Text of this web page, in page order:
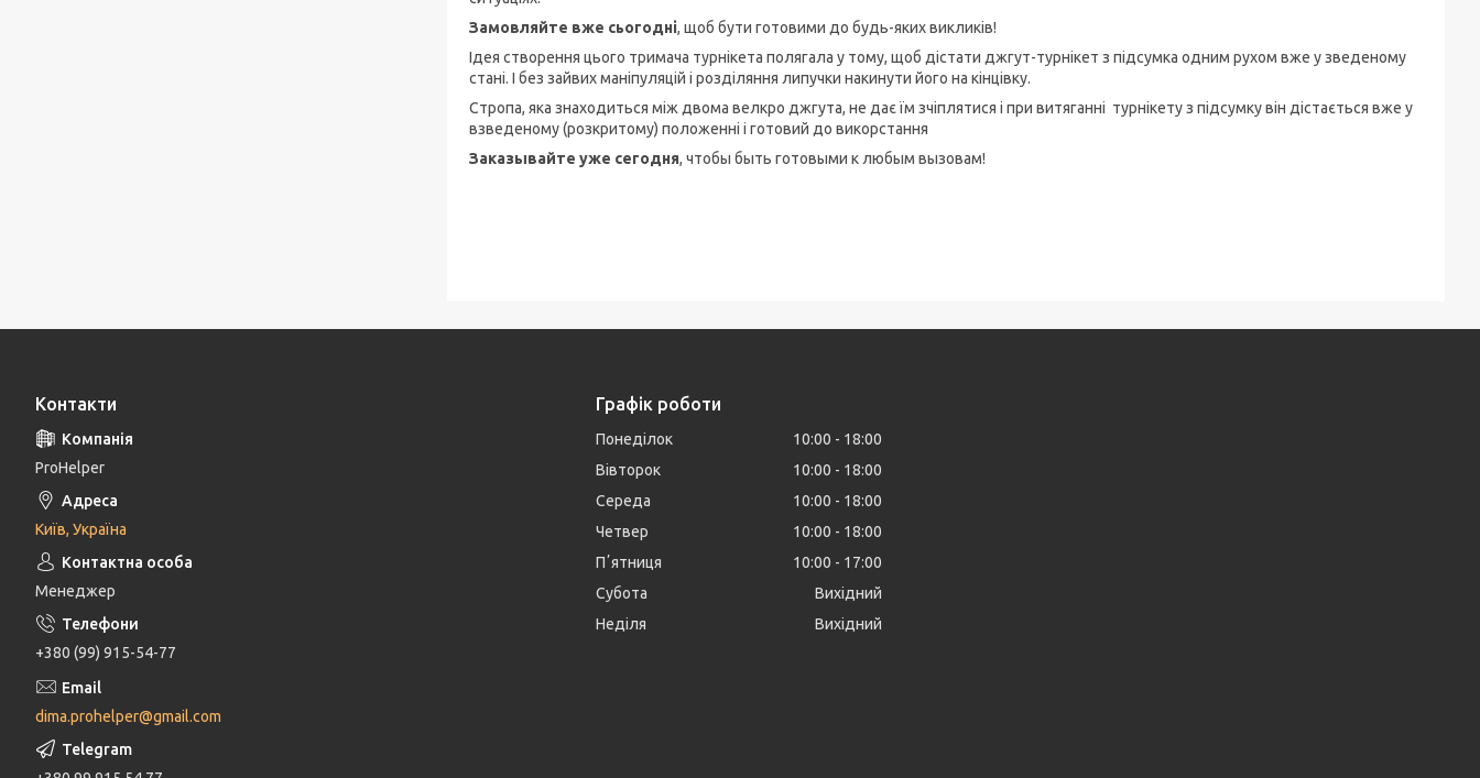
Замовляйте вже сьогодні, щоб бути готовими до будь-яких викликів!
Ідея створення цього тримача турнікета полягала у тому, щоб дістати джгут-турнікет з підсумка одним рухом вже у зведеному
стані. І без зайвих маніпуляцій і розділяння липучки накинути його на кінцівку.
Стропа, яка знаходиться між двома велкро джгута, не дає їм зчіплятися і при витяганні турнікету з підсумку він дістається вже у
взведеному (розкритому) положенні і готовий до викорстання
Заказывайте уже сегодня, чтобы быть готовыми к любым вызовам!
Контакти
ProHelper
Київ, Україна
Менеджер
+380 (99) 915-54-77
dima.prohelper@gmail.com
Графік роботи
Понеділок 10:00
18:00
Вівторок
10:00
18:00
Середа
10:00
18:00
Четвер
10:00
18:00
Пʼятниця
10:00
17:00
Субота
Вихідний
Неділя
Вихідний